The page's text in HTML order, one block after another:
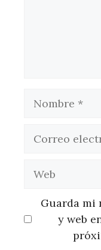
Guarda mi
y web